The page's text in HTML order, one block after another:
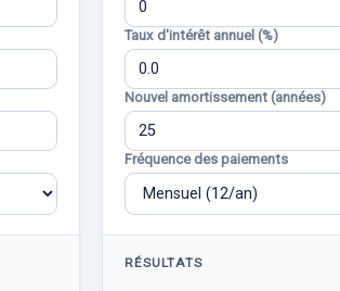
Taux d'intérêt annuel (%)
Nouvel amortissement (années)
Fréquence des paiements
RÉSULTATS